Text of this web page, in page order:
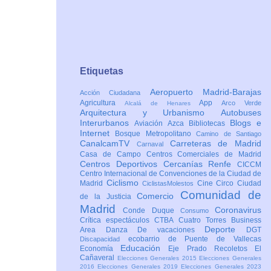
Etiquetas
Acción Ciudadana Aeropuerto Madrid-Barajas
Agricultura Alcalá de HenaresAppArco Verde
Arquitectura y Urbanismo Autobuses
Interurbanos Aviación Azca Bibliotecas Blogs e
Internet
Bosque MetropolitanoCamino de Santiago
CanalcamTV Carnaval Carreteras de Madrid
Casa de Campo Centros Comerciales de Madrid
Centros Deportivos Cercanías Renfe CICCM
Centro Internacional de Convenciones de la Ciudad de
Madrid CiclismoCiclistasMolestos CineCircoCiudad
de la JusticiaComercio Comunidad de
MadridConde Duque Consumo Coronavirus
Crítica espectáculosCTBA Cuatro Torres Business
Area
Danza De vacaciones Deporte DGT
Discapacidad ecobarrio de Puente de Vallecas
Economía Educación Eje Prado Recoletos
El
Cañaveral
Elecciones Generales 2015 Elecciones Generales
2016 Elecciones Generales 2019 Elecciones Generales 2023